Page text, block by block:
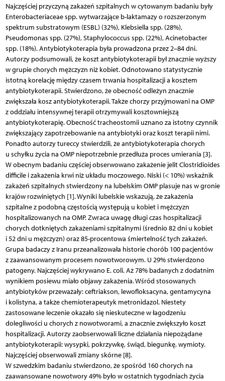
Najczęściej przyczyną zakażeń szpitalnych w cytowanym badaniu były
Enterobacteriaceae spp. wytwarzające b-laktamazy o rozszerzonym
spektrum substrato­wym (ESBL) (32%), Klebsiella spp. (28%),
Pseudomonas spp. (27%), Staphylococcus spp. (22%), Acinetobacter
spp. (18%). Antybiotykoterapia była prowadzona przez 2–84 dni.
Autorzy podsumowali, że koszt antybiotykoterapii był znacznie wyższy
w grupie chorych mężczyzn niż kobiet. Odnotowano statystycznie
istotną korelację między czasem trwania hospitalizacji a kosztem
antybiotykoterapii. Stwierdzono, że obecność odleżyn znacznie
zwiększała kosz antybiotykoterapii. Także chorzy przyjmowani na OMP
z oddziału intensywnej terapii otrzymywali kosztowniejszą
antybiotykoterapię. Obecność tracheostomii uznano za istotny czynnik
zwiększający zapotrzebowanie na antybiotyki oraz koszt terapii nimi.
Ponadto autorzy tureccy stwierdzili, że antybiotykoterapia chorych
u schyłku życia na OMP niepotrzebnie przedłuża proces umierania [3].
W obecnym badaniu częściej obserwowano zakażenie jelit Clostridioides
difficile i zakażenia krwi niż układu moczowego. Niski (< 10%) wskaźnik
zakażeń szpitalnych stwierdzony na lubelskim OMP plasuje nas w gronie
krajów rozwiniętych [1]. Wyniki lubelskie wskazują, że zakażenia
szpitalne z podobną częstością występują u kobiet i mężczyzn
hospitalizowanych na OMP. Zwraca uwagę długi czas hospitalizacji
chorych dotkniętych zakażeniami szpitalnymi (średnio 82 dni u kobiet
i 52 dni u mężczyzn) oraz 85-procentowa śmiertelność tych zakażeń.
Grupa badaczy z Iranu przeanalizowała historie chorób 100 pacjentów
z zaawansowanym procesem nowotworowym. U 29% stwierdzono
patogeny. Najczęściej wykrywano E. coli. Aż 78% badanych z dodatnim
wynikiem posiewu miało objawy zakażenia. Wśród stosowanych
antybiotyków przeważały: cef­triakson, lewofloksacyna, gentamycyna
i kolistyna, a także chemioterapeutyk metronidazol. Niestety
zastosowane leczenie okazało się nieskuteczne w łagodzeniu
dolegliwości u chorych z nowotworami, a znacznie zwiększyło koszt
hospitalizacji. Autorzy zaobserwowali liczne działania niepożądane
antybiotykoterapii: wysypki, pokrzywkę, świąd, biegunkę, wymioty.
Najczęściej obserwowali zmiany skórne [8].
W szwedzkim badaniu stwierdzono, że spośród 160 chorych na
zaawansowane nowotwory 49% było w ostatnich tygodniach życia